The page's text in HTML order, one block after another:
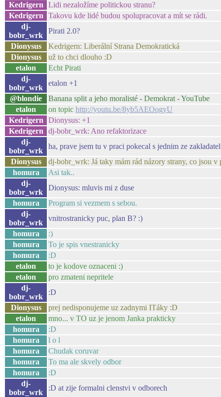
Kedrigern
Lidi nezaložíme politickou stranu?
Kedrigern
Takovu kde lidé budou spolupracovat a mít se rádi.
dj-
bobr_wrk
Pirati 2.0?
Dionysus
Kedrigern: Liberální Strana Demokratická
Dionysus
už to chci dlouho :D
etalon
Echt Pirati
dj-
bobr_wrk
etalon +1
@blondie
Banana split a jeho moralisté - Demokrat - YouTube
etalon
on topic http://youtu.be/8yb5AEOogyU
Kedrigern
Dionysus: +1
Kedrigern
dj-bobr_wrk: Ano refaktorizace
dj-
bobr_wrk
ha, prave jsem tu v praci pokecal s jednim ze
Dionysus
dj-bobr_wrk: Já taky mám rád názory strany, co jsou
homura
Asi tak..
dj-
bobr_wrk
Dionysus: mluvis mi z duse
homura
Program si vezmem s sebou.
dj-
bobr_wrk
vnitrostranicky puc, plan B? :)
homura
:)
homura
To je spis vnestranicky
homura
:D
etalon
to je kodove oznaceni :)
etalon
pro zmateni nepritele
dj-
bobr_wrk
:D
Dionysus
prej nedisponujeme uz zadnymi ITáky :D
etalon
mno... v TO uz je jenom Janka prakticky
homura
:D
homura
l o l
homura
Chudak coruvar
homura
To ma ale skvely odbor
homura
:D
dj-
bobr_wrk
:D at zije formalni clenstvi v odborech